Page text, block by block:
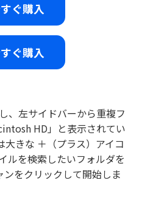
ぐ購入
ぐ購入
、左サイドバーから重複フ
HD」と表示されてい
きな ＋（プラス）アイコ
ルを検索したいフォルダを
をクリックして開始しま